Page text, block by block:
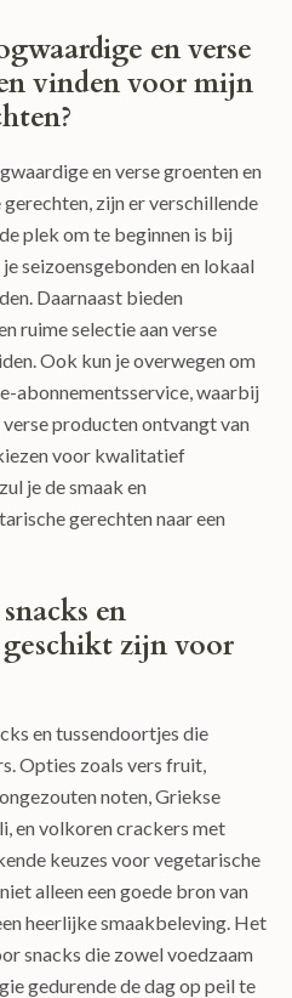
en verse
vinden voor mijn
en verse groenten en
zijn er verschillende
plek om te beginnen is bij
seizoensgebonden en lokaal
Daarnaast bieden
ruime selectie aan verse
Ook kun je overwegen om
abonnementsservice, waarbij
producten ontvangt van
voor kwalitatief
je de smaak en
gerechten naar een
en
zijn voor
en tussendoortjes die
Opties zoals vers fruit,
noten, Griekse
en volkoren crackers met
keuzes voor vegetarische
alleen een goede bron van
heerlijke smaakbeleving. Het
snacks die zowel voedzaam
gedurende de dag op peil te